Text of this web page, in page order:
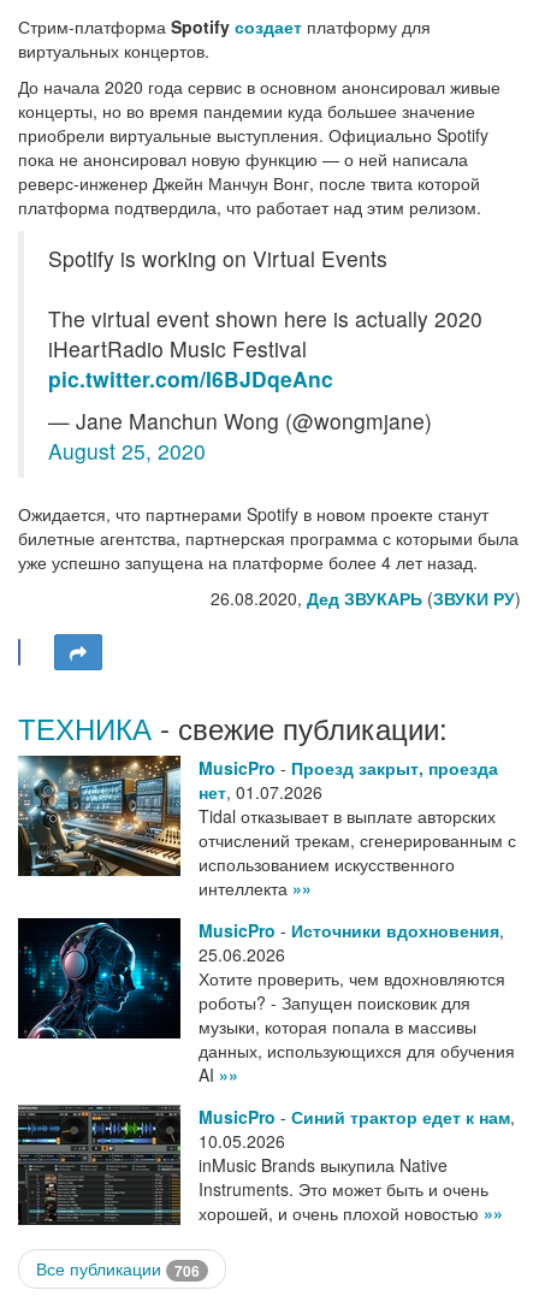
Стрим-платформа Spotify создает платформу для
виртуальных концертов.
До начала 2020 года сервис в основном анонсировал живые
концерты, но во время пандемии куда большее значение
приобрели виртуальные выступления. Официально Spotify
пока не анонсировал новую функцию — о ней написала
реверс-инженер Джейн Манчун Вонг, после твита которой
платформа подтвердила, что работает над этим релизом.
Spotify is working on Virtual Events
The virtual event shown here is actually 2020
iHeartRadio Music Festival
pic.twitter.com/I6BJDqeAnc
— Jane Manchun Wong (@wongmjane)
August 25, 2020
Ожидается, что партнерами Spotify в новом проекте станут
билетные агентства, партнерская программа с которыми была
уже успешно запущена на платформе более 4 лет назад.
26.08.2020, Дед ЗВУКАРЬ (ЗВУКИ РУ)
ТЕХНИКА - свежие публикации:
MusicPro - Проезд закрыт, проезда
нет, 01.07.2026
Tidal отказывает в выплате авторских
отчислений трекам, сгенерированным с
использованием искусственного
интеллекта »»
MusicPro - Источники вдохновения,
25.06.2026
Хотите проверить, чем вдохновляются
роботы? - Запущен поисковик для
музыки, которая попала в массивы
данных, использующихся для обучения
AI »»
MusicPro - Синий трактор едет к нам,
10.05.2026
inMusic Brands выкупила Native
Instruments. Это может быть и очень
хорошей, и очень плохой новостью »»
Все публикации 706